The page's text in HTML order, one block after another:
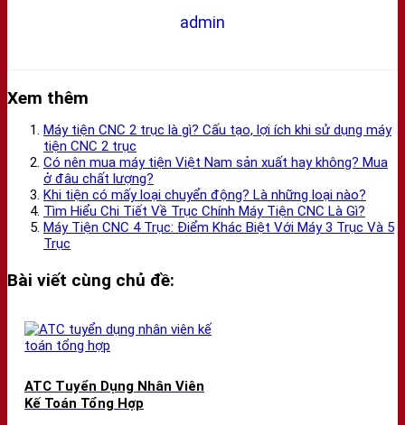
admin
Xem thêm
Máy tiện CNC 2 trục là gì? Cấu tạo, lợi ích khi sử dụng máy
tiện CNC 2 trục
Có nên mua máy tiện Việt Nam sản xuất hay không? Mua
ở đâu chất lượng?
Khi tiện có mấy loại chuyển động? Là những loại nào?
Tìm Hiểu Chi Tiết Về Trục Chính Máy Tiện CNC Là Gì?
Máy Tiện CNC 4 Trục: Điểm Khác Biệt Với Máy 3 Trục Và 5
Trục
Bài viết cùng chủ đề:
ATC Tuyển Dụng Nhân Viên
Kế Toán Tổng Hợp